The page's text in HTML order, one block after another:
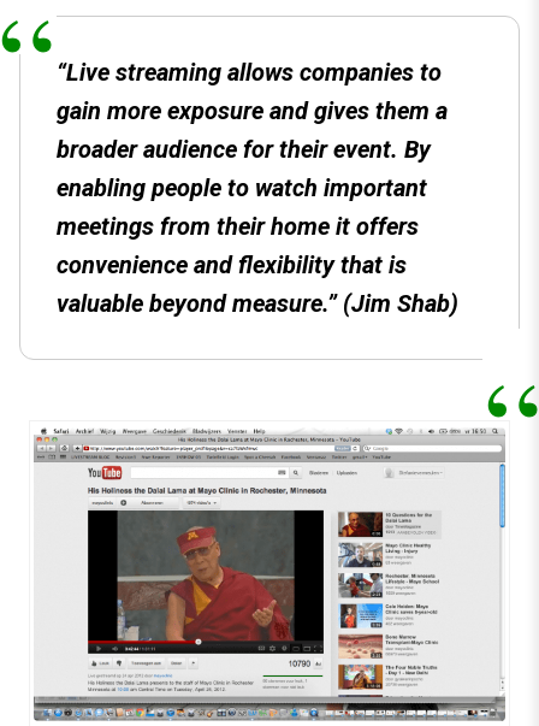
“Live streaming allows companies to
gain more exposure and gives them a
broader audience for their event. By
enabling people to watch important
meetings from their home it offers
convenience and flexibility that is
valuable beyond measure.” (Jim Shab)